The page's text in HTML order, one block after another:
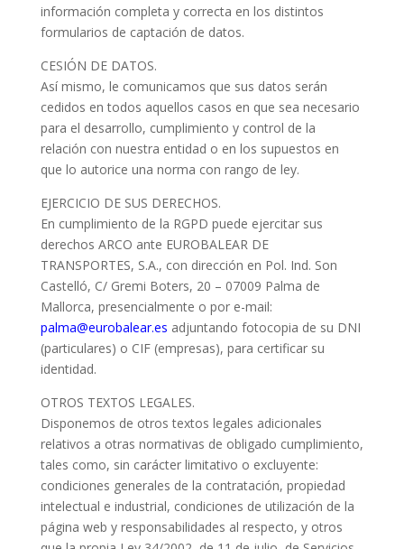
información completa y correcta en los distintos
formularios de captación de datos.
CESIÓN DE DATOS.
Así mismo, le comunicamos que sus datos serán
cedidos en todos aquellos casos en que sea necesario
para el desarrollo, cumplimiento y control de la
relación con nuestra entidad o en los supuestos en
que lo autorice una norma con rango de ley.
EJERCICIO DE SUS DERECHOS.
En cumplimiento de la RGPD puede ejercitar sus
derechos ARCO ante EUROBALEAR DE
TRANSPORTES, S.A., con dirección en Pol. Ind. Son
Castelló, C/ Gremi Boters, 20 – 07009 Palma de
Mallorca, presencialmente o por e-mail:
palma@eurobalear.es adjuntando fotocopia de su DNI
(particulares) o CIF (empresas), para certificar su
identidad.
OTROS TEXTOS LEGALES.
Disponemos de otros textos legales adicionales
relativos a otras normativas de obligado cumplimiento,
tales como, sin carácter limitativo o excluyente:
condiciones generales de la contratación, propiedad
intelectual e industrial, condiciones de utilización de la
página web y responsabilidades al respecto, y otros